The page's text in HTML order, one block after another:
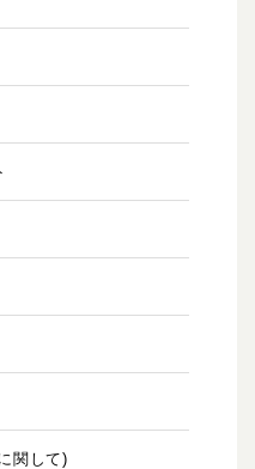
関して)